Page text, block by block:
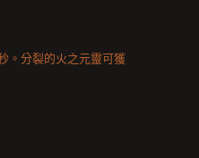
。分裂的火之元靈可獲